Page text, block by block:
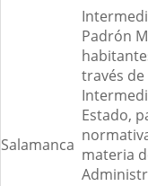
Salamanca
Padrón
través
Estado,
materia